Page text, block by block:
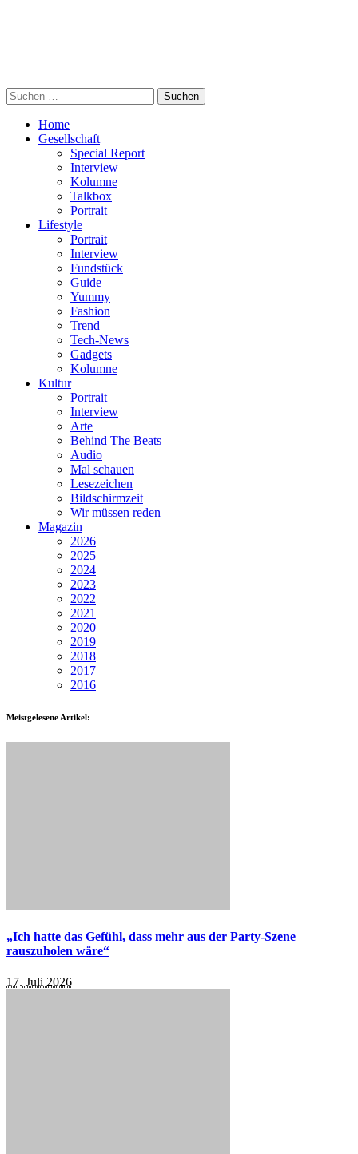
Suchen
nach:
Home
Gesellschaft
Special Report
Interview
Kolumne
Talkbox
Portrait
Lifestyle
Portrait
Interview
Fundstück
Guide
Yummy
Fashion
Trend
Tech-News
Gadgets
Kolumne
Kultur
Portrait
Interview
Arte
Behind The Beats
Audio
Mal schauen
Lesezeichen
Bildschirmzeit
Wir müssen reden
Magazin
2026
2025
2024
2023
2022
2021
2020
2019
2018
2017
2016
Meistgelesene Artikel:
„Ich hatte das Gefühl, dass mehr aus der Party-Szene
rauszuholen wäre“
17. Juli 2026